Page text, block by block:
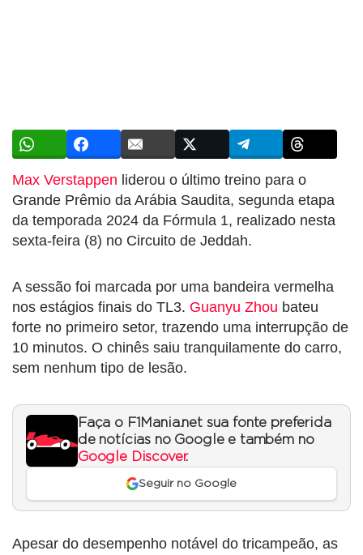
Max Verstappen liderou o último treino para o
Grande Prêmio da Arábia Saudita, segunda etapa
da temporada 2024 da Fórmula 1, realizado nesta
sexta-feira (8) no Circuito de Jeddah.
A sessão foi marcada por uma bandeira vermelha
nos estágios finais do TL3. Guanyu Zhou bateu
forte no primeiro setor, trazendo uma interrupção de
10 minutos. O chinês saiu tranquilamente do carro,
sem nenhum tipo de lesão.
Faça o F1Mania.net sua fonte preferida
de notícias no Google e também no
Google Discover.
Seguir no Google
Apesar do desempenho notável do tricampeão, as